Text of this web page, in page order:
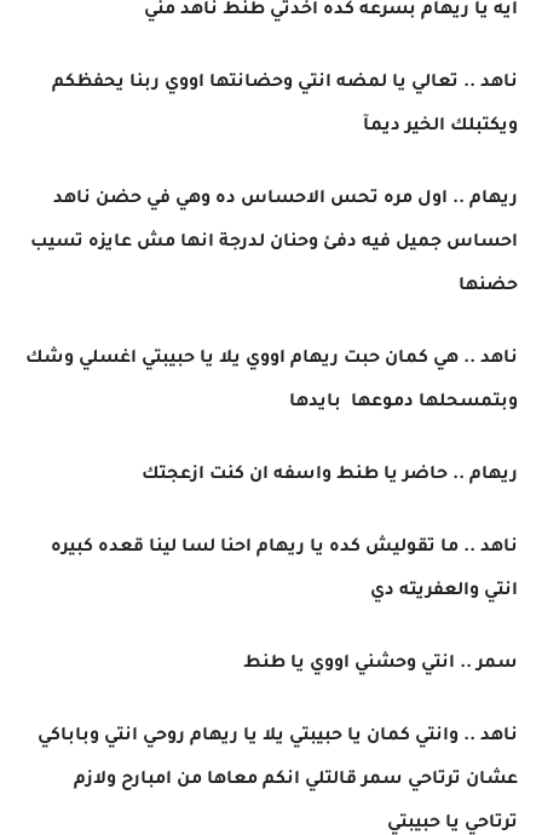
ايه يا ريهام بسرعه كده اخدتي طنط ناهد مني
ناهد .. تعالي يا لمضه انتي وحضانتها اووي ربنا يحفظكم
ويكتبلك الخير ديمآ
ريهام .. اول مره تحس الاحساس ده وهي في حضن ناهد
احساس جميل فيه دفئ وحنان لدرجة انها مش عايزه تسيب
حضنها
ناهد .. هي كمان حبت ريهام اووي يلا يا حبيبتي اغسلي وشك
وبتمسحلها دموعها بايدها
ريهام .. حاضر يا طنط واسفه ان كنت ازعجتك
ناهد .. ما تقوليش كده يا ريهام احنا لسا لينا قعده كبيره
انتي والعفريته دي
سمر .. انتي وحشني اووي يا طنط
ناهد .. وانتي كمان يا حبيبتي يلا يا ريهام روحي انتي وباباكي
عشان ترتاحي سمر قالتلي انكم معاها من امبارح ولازم
ترتاحي يا حبيبتي